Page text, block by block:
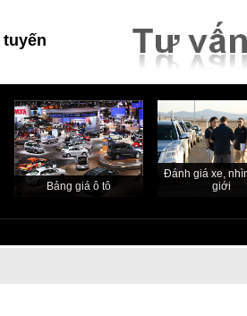
Bảng giá ô tô
Đánh giá xe,
giới